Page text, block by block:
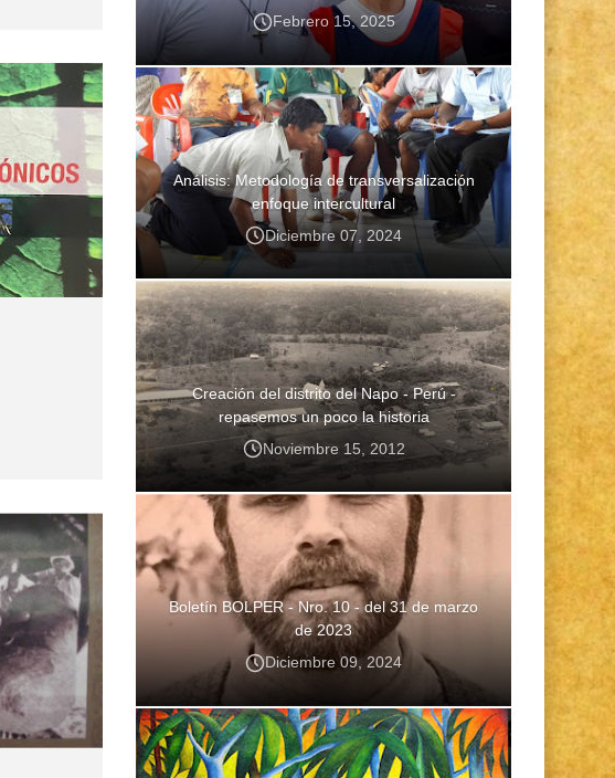
Febrero 15, 2025
Análisis: Metodología de transversalización
enfoque intercultural
Diciembre 07, 2024
Creación del distrito del Napo - Perú -
repasemos un poco la historia
Noviembre 15, 2012
Boletín BOLPER - Nro. 10 - del 31 de marzo
de 2023
Diciembre 09, 2024